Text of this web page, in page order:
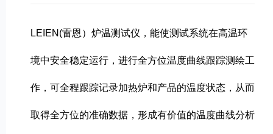
LEIEN(雷恩）炉温测试仪，能使测试系统在高温环
境中安全稳定运行，进行全方位温度曲线跟踪测绘工
作，可全程跟踪记录加热炉和产品的温度状态，从而
取得全方位的准确数据，形成有价值的温度曲线分析